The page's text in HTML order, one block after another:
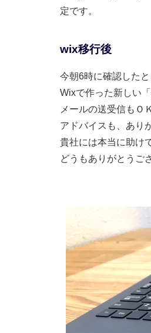
定です。
wix移行後
今朝6時に確認した
Wixで作った新しい
メールの送受信もＯ
アドバイスも、あり
貴社には本当に助け
どうもありがとうご